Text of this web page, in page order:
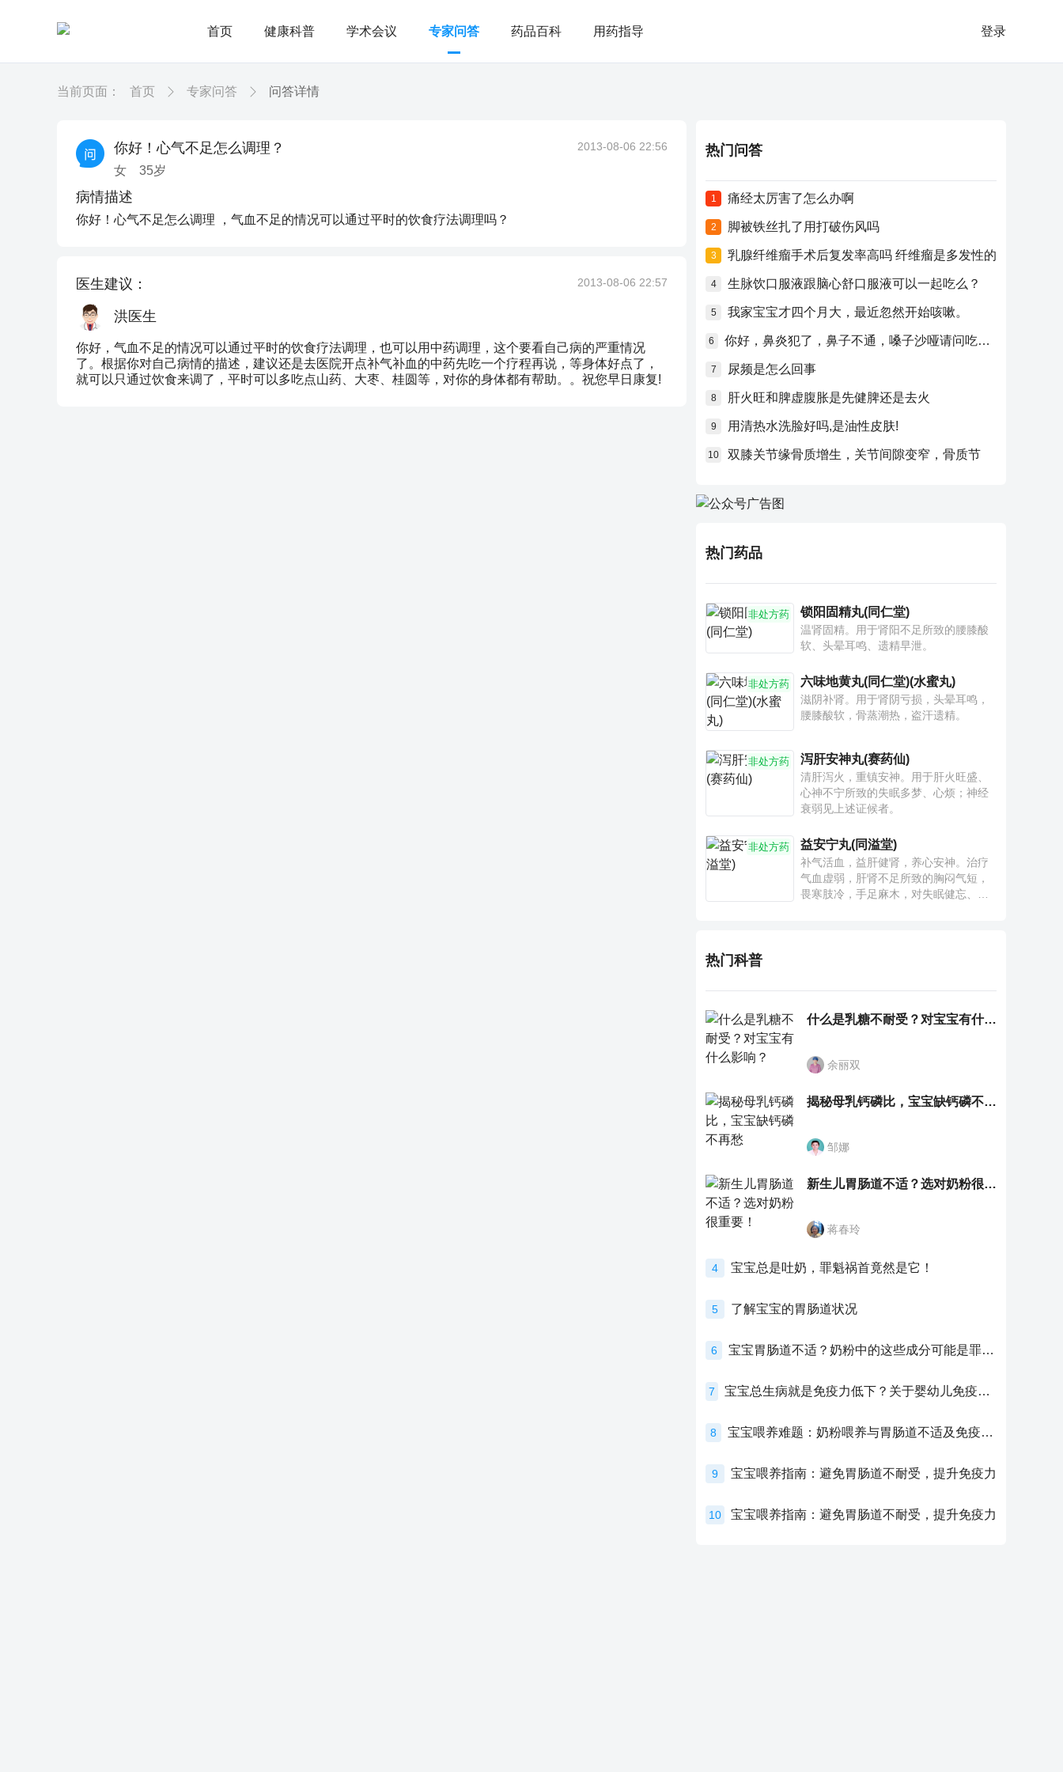
首页 健康科普 学术会议 专家问答 药品百科 用药指导 登录
当前页面： 首页 专家问答 问答详情
你好！心气不足怎么调理？
女 35岁
2013-08-06 22:56
病情描述
你好！心气不足怎么调理 ，气血不足的情况可以通过平时的饮食疗法调理吗？
医生建议： 2013-08-06 22:57
洪医生
你好，气血不足的情况可以通过平时的饮食疗法调理，也可以用中药调理，这个要看自己病的严重情况
了。根据你对自己病情的描述，建议还是去医院开点补气补血的中药先吃一个疗程再说，等身体好点了，
就可以只通过饮食来调了，平时可以多吃点山药、大枣、桂圆等，对你的身体都有帮助。。祝您早日康复!
热门问答
1 痛经太厉害了怎么办啊
2 脚被铁丝扎了用打破伤风吗
3 乳腺纤维瘤手术后复发率高吗 纤维瘤是多发性的
4 生脉饮口服液跟脑心舒口服液可以一起吃么？
5 我家宝宝才四个月大，最近忽然开始咳嗽。
6 你好，鼻炎犯了，鼻子不通，嗓子沙哑请问吃什么药比较好？
7 尿频是怎么回事
8 肝火旺和脾虚腹胀是先健脾还是去火
9 用清热水洗脸好吗,是油性皮肤!
10 双膝关节缘骨质增生，关节间隙变窄，骨质节
热门药品
非处方药 锁阳固精丸(同仁堂)
温肾固精。用于肾阳不足所致的腰膝酸
软、头晕耳鸣、遗精早泄。
非处方药 六味地黄丸(同仁堂)(水蜜丸)
滋阴补肾。用于肾阴亏损，头晕耳鸣，
腰膝酸软，骨蒸潮热，盗汗遗精。
非处方药 泻肝安神丸(赛药仙)
清肝泻火，重镇安神。用于肝火旺盛、
心神不宁所致的失眠多梦、心烦；神经
衰弱见上述证候者。
非处方药 益安宁丸(同溢堂)
补气活血，益肝健肾，养心安神。治疗
气血虚弱，肝肾不足所致的胸闷气短，
畏寒肢冷，手足麻木，对失眠健忘、神
热门科普
什么是乳糖不耐受？对宝宝有什么影响？
余丽双
揭秘母乳钙磷比，宝宝缺钙磷不再愁
邹娜
新生儿胃肠道不适？选对奶粉很重要！
蒋春玲
4 宝宝总是吐奶，罪魁祸首竟然是它！
5 了解宝宝的胃肠道状况
6 宝宝胃肠道不适？奶粉中的这些成分可能是罪魁祸首！
7 宝宝总生病就是免疫力低下？关于婴幼儿免疫力的真相，家长必须了解！
8 宝宝喂养难题：奶粉喂养与胃肠道不适及免疫力提升的奥秘
9 宝宝喂养指南：避免胃肠道不耐受，提升免疫力
10 宝宝喂养指南：避免胃肠道不耐受，提升免疫力